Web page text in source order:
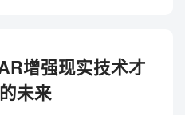
增强现实技术才
未来